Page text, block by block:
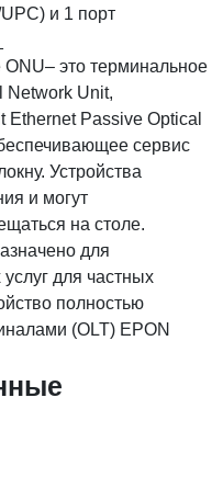
и 1 порт
ONU– это терминальное
Network Unit,
Passive Optical
сервис
Устройства
и могут
на столе.
для
для частных
полностью
(OLT) EPON